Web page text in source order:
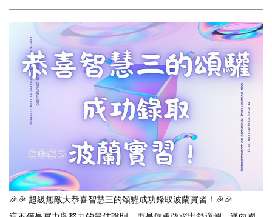
🎉🎉 超級無敵大恭喜智慧三的頌驩成功錄取波蘭實習！🎉🎉